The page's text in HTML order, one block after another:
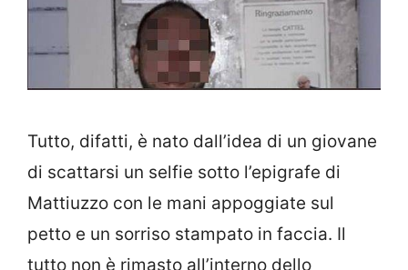
Tutto, difatti, è nato dall’idea di un giovane
di scattarsi un selfie sotto l’epigrafe di
Mattiuzzo con le mani appoggiate sul
petto e un sorriso stampato in faccia. Il
tutto non è rimasto all’interno dello